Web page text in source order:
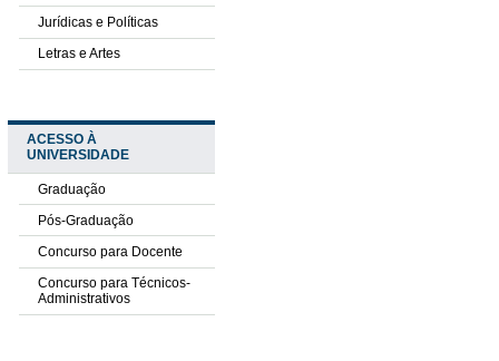
Jurídicas e Políticas
Letras e Artes
ACESSO À
UNIVERSIDADE
Graduação
Pós-Graduação
Concurso para Docente
Concurso para Técnicos-
Administrativos